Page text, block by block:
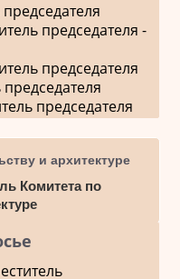
председателя -
председателя
председателя
и архитектуре
Комитета по